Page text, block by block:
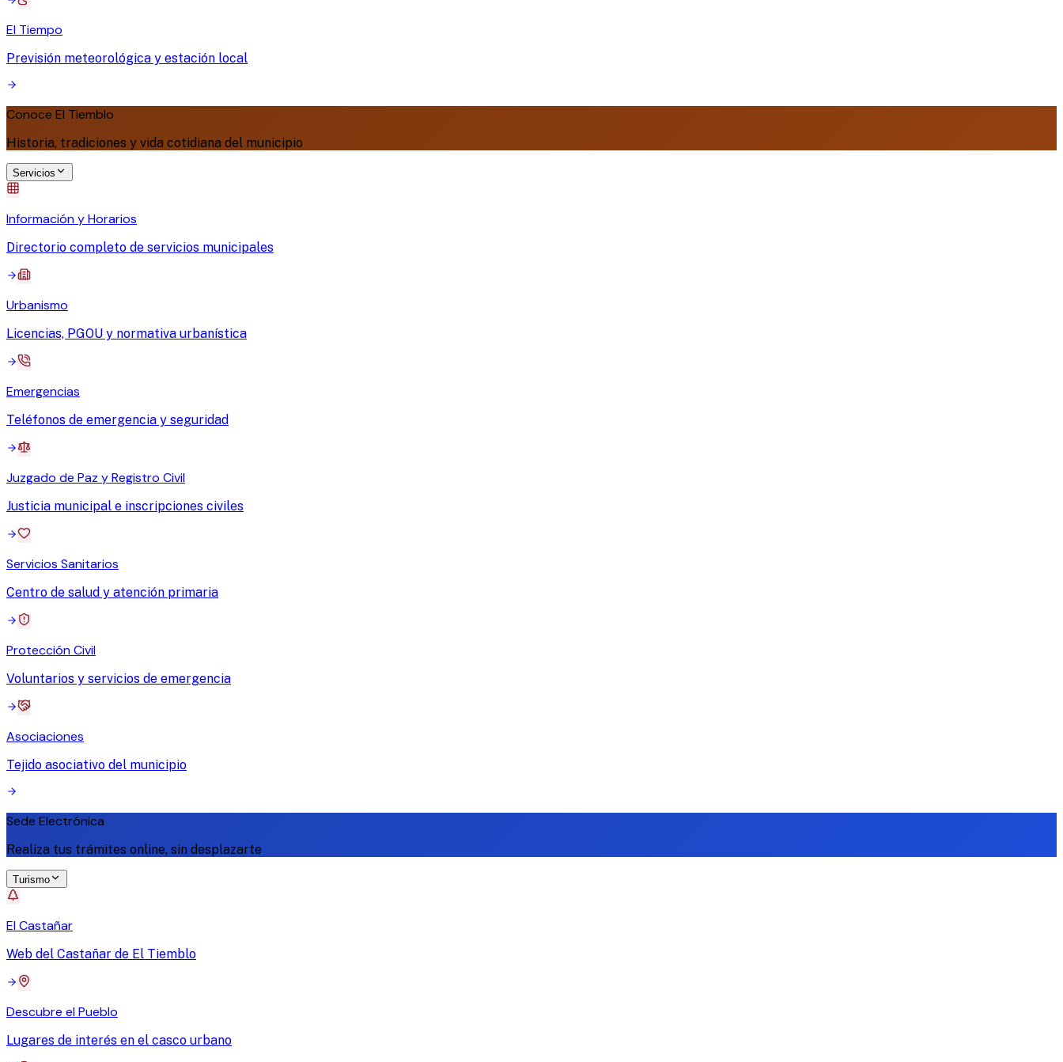
El Tiempo
Previsión meteorológica y estación local
Conoce El Tiemblo
Historia, tradiciones y vida cotidiana del municipio
Servicios
Información y Horarios
Directorio completo de servicios municipales
Urbanismo
Licencias, PGOU y normativa urbanística
Emergencias
Teléfonos de emergencia y seguridad
Juzgado de Paz y Registro Civil
Justicia municipal e inscripciones civiles
Servicios Sanitarios
Centro de salud y atención primaria
Protección Civil
Voluntarios y servicios de emergencia
Asociaciones
Tejido asociativo del municipio
Sede Electrónica
Realiza tus trámites online, sin desplazarte
Turismo
El Castañar
Web del Castañar de El Tiemblo
Descubre el Pueblo
Lugares de interés en el casco urbano